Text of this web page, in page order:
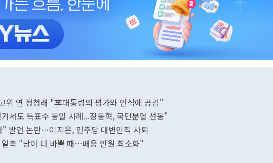
위 연 정청래 "李대통령의 평가와 인식에 공감"
서도 득표수 동일 사례...장동혁, 국민분열 선동"
발언 논란…이지은, 민주당 대변인직 사퇴
축 "당이 더 바쁠 때…배웅 인원 최소화"